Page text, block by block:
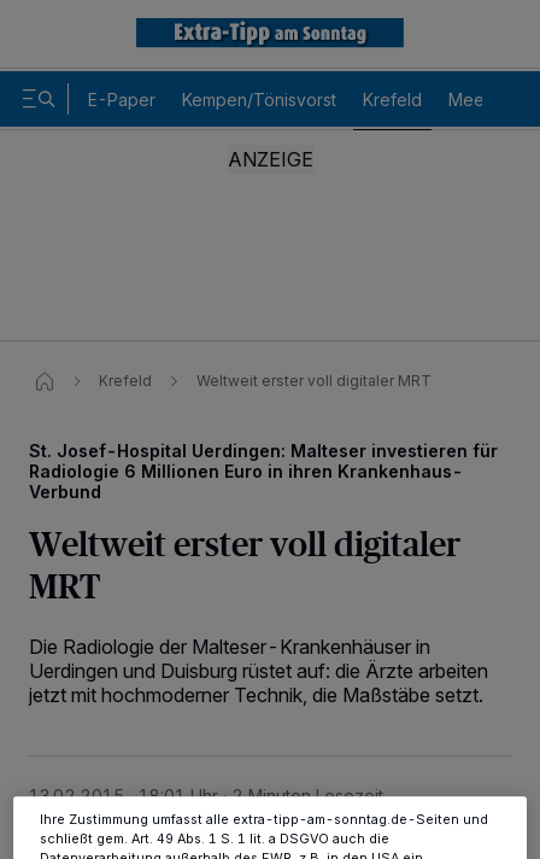
E-Paper Kempen/Tönisvorst Krefeld Meerbusch
Krefeld Weltweit erster voll digitaler MRT
St. Josef-Hospital Uerdingen: Malteser investieren für
Radiologie 6 Millionen Euro in ihren Krankenhaus-
Verbund
Weltweit erster voll digitaler
MRT
Die Radiologie der Malteser-Krankenhäuser in
Uerdingen und Duisburg rüstet auf: die Ärzte arbeiten
jetzt mit hochmoderner Technik, die Maßstäbe setzt.
13.02.2015 , 18:01 Uhr 2 Minuten Lesezeit
Wir und unsere
personenbezogene Daten wie Browserdaten oder eindeutige
verarbeiten Daten, um Ihnen Dienste bereitzustellen“ aufgeführten
Zwecke. Wenn Tracker deaktiviert sind, sind manche Inhalte und
Anzeigen möglicherweise nicht mehr so relevant für Sie. Sie können
Informationen finden Sie in unserer Datenschutzerklärung.
Ihre Zustimmung umfasst alle extra-tipp-am-sonntag.de-Seiten und
schließt gem. Art. 49 Abs. 1 S. 1 lit. a DSGVO auch die